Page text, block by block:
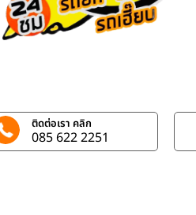
ติดต่อเรา คลิก
085 622 2251